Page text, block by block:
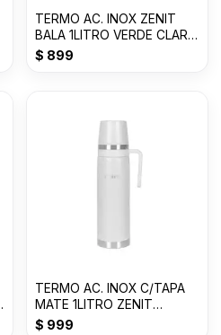
TERMO AC. INOX ZENIT
BALA 1LITRO VERDE CLARO
Z100XZVC
$ 899
TERMO AC. INOX C/TAPA
MATE 1LITRO ZENIT
BLANCO ZF3W
$ 999